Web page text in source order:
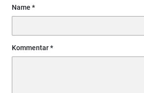
Name
Kommentar